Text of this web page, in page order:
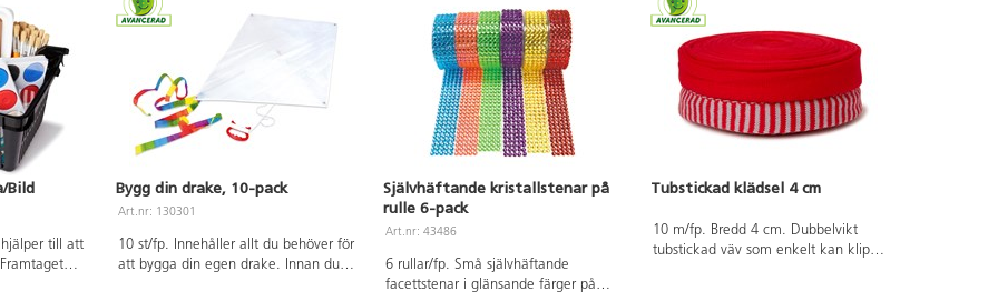
Bild
till att
Bygg din drake, 10-pack
Art.nr: 130301
10 st/fp. Innehåller allt du behöver för
att bygga din egen drake. Innan du
Självhäftande kristallstenar på
rulle 6-pack
Art.nr: 43486
6 rullar/fp. Små självhäftande
facettstenar i glänsande färger på
Tubstickad klädsel 4 cm
10 m/fp. Bredd 4 cm. Dubbelvikt
tubstickad väv som enkelt kan klippas